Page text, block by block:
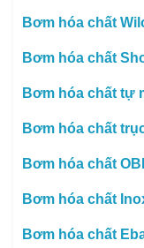
Bơm hóa chất
Bơm hóa chất
Bơm hóa chất tự
Bơm hóa chất
Bơm hóa chất
Bơm hóa chất
Bơm hóa chất